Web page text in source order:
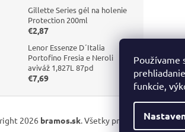
Používame
funkcie,
Gillette Series gél na holenie
Protection 200ml
€2,87
Lenor Essenze D´Italia
Portofino Fresia e Neroli
aviváž 1,827L 87pd
€7,69
2026 bramos.sk. Všetky práva vyhradené.